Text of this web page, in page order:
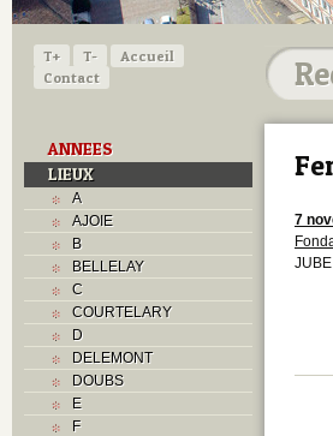
T+ T-
Accueil
Contact
ANNEES
LIEUX
A
AJOIE
B
BELLELAY
C
COURTELARY
D
DELEMONT
DOUBS
E
F
7